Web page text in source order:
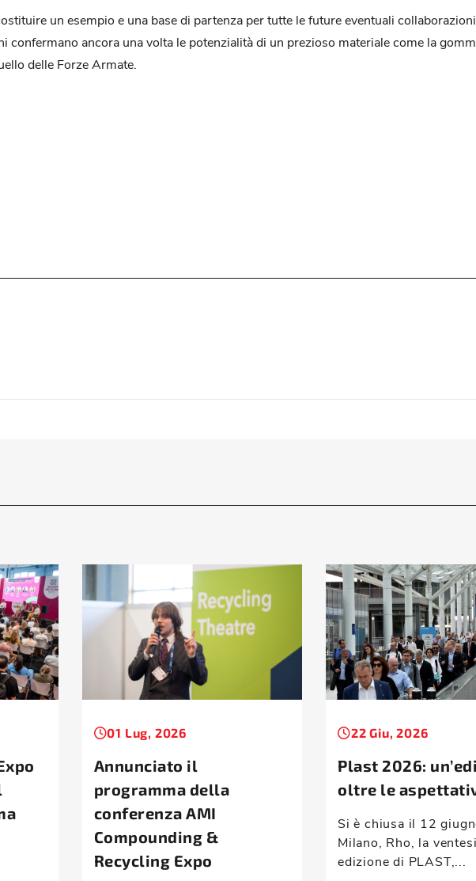
un esempio e una base di partenza per tutte le future eventuali
confermano ancora una volta le potenzialità di un prezioso materiale come la
delle Forze Armate.
01 Lug, 2026
Annunciato il
programma della
conferenza AMI
Compounding &
Recycling Expo
22 Giu, 2026
Plast 2026:
oltre le
Si è chiusa il 12
Milano, Rho, la
edizione di PLAST,...